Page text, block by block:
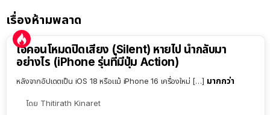
เรื่องห้ามพลาด
ไอคอนโหมดปิดเสียง (Silent) หายไป นำกลับมา
อย่างไร (iPhone รุ่นที่มีปุ่ม Action)
หลังจากอัปเดตเป็น iOS 18 หรือแม้ iPhone 16 เครื่องใหม่ […] มากกว่า
โดย Thitirath Kinaret